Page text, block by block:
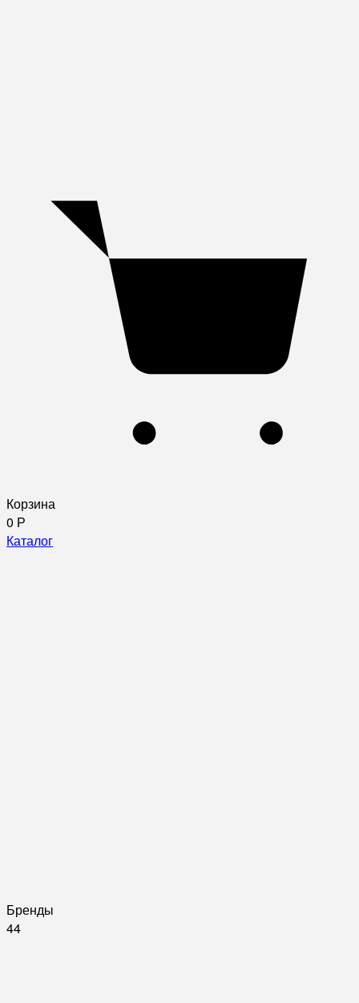
Корзина
0 Р
Каталог
Бренды
44